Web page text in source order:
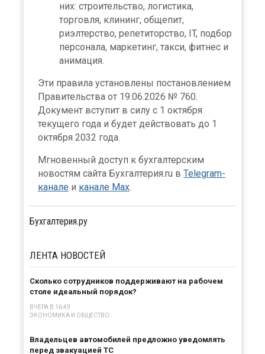
них: строительство, логистика,
торговля, клининг, общепит,
риэлтерство, репетиторство, IT, подбор
персонала, маркетинг, такси, фитнес и
анимация.
Эти правила установлены постановлением
Правительства от 19.06.2026 № 760.
Документ вступит в силу с 1 октября
текущего года и будет действовать до 1
октября 2032 года.
Мгновенный доступ к бухгалтерским
новостям сайта Бухгалтерия.ru в Telegram-
канале и канале Max.
Бухгалтерия.ру
ЛЕНТА НОВОСТЕЙ
Сколько сотрудников поддерживают на рабочем
столе идеальный порядок?
ВЧЕРА В 16:49
ЭКОНОМИКА И ОБЩЕСТВО
Владельцев автомобилей предложно уведомлять
перед эвакуацией ТС